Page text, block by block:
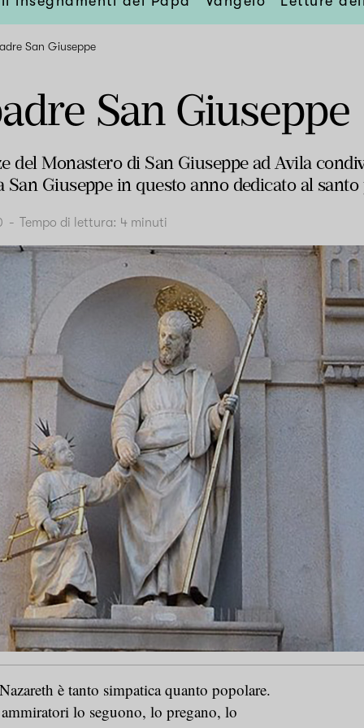
San Giuseppe
San Giuseppe
del Monastero di San Giuseppe ad Avila
San Giuseppe in questo anno dedicato al
- Tempo di lettura: 4 minuti
è tanto simpatica quanto popolare.
lo seguono, lo pregano, lo